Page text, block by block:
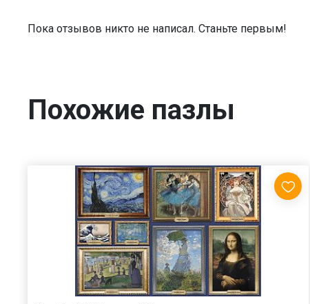
Пока отзывов никто не написал. Станьте первым!
Похожие пазлы